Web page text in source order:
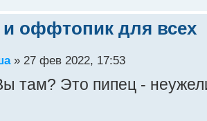
оффтопик для всех
» 27 фев 2022, 17:53
там? Это пипец -